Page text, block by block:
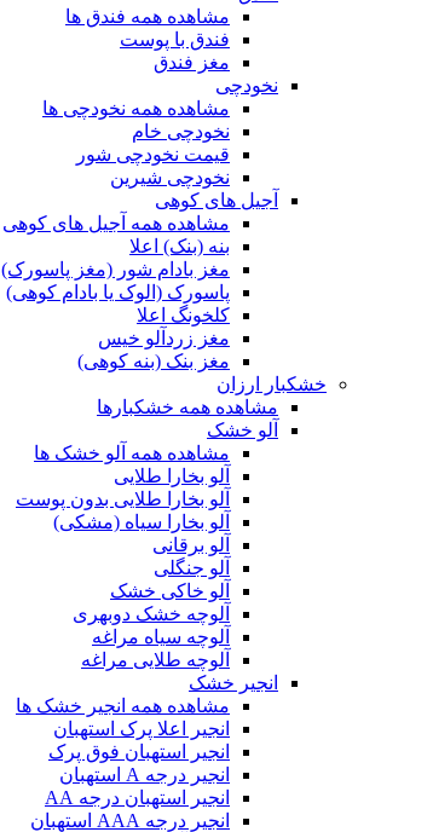
مشاهده همه فندق ها
فندق با پوست
مغز فندق
نخودچی
مشاهده همه نخودچی ها
نخودچی خام
قیمت نخودچی شور
نخودچی شیرین
آجیل های کوهی
مشاهده همه آجیل های کوهی
بنه (بنک) اعلا
مغز بادام شور (مغز پاسورک)
پاسورک (الوک یا بادام کوهی)
کلخونگ اعلا
مغز زردآلو خیس
مغز بنک (بنه کوهی)
خشکبار ارزان
مشاهده همه خشکبارها
آلو خشک
مشاهده همه آلو خشک ها
آلو بخارا طلایی
آلو بخارا طلایی بدون پوست
آلو بخارا سیاه (مشکی)
آلو برقانی
آلو جنگلی
آلو خاکی خشک
آلوچه خشک دوبهری
آلوچه سیاه مراغه
آلوچه طلایی مراغه
انجیر خشک
مشاهده همه انجیر خشک ها
انجیر اعلا پرک استهبان
انجیر استهبان فوق پرک
انجیر درجه A استهبان
انجیر استهبان درجه AA
انجیر درجه AAA استهبان